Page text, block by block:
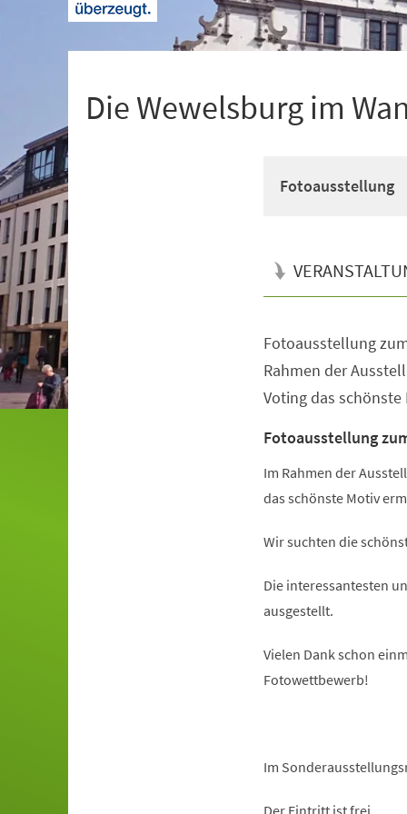
Die Wewelsburg im
Fotoausstellung
Fotoausstellung
Rahmen der
Voting das
Fotoausstellung
Im Rahmen der
das schönste Motiv
Wir suchten die
Die interessantesten
ausgestellt.
Vielen Dank schon
Fotowettbewerb!
Im
Der Eintritt ist frei